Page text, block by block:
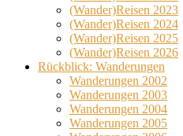
(Wander)Reisen 2023
(Wander)Reisen 2024
(Wander)Reisen 2025
(Wander)Reisen 2026
Rückblick: Wanderungen
Wanderungen 2002
Wanderungen 2003
Wanderungen 2004
Wanderungen 2005